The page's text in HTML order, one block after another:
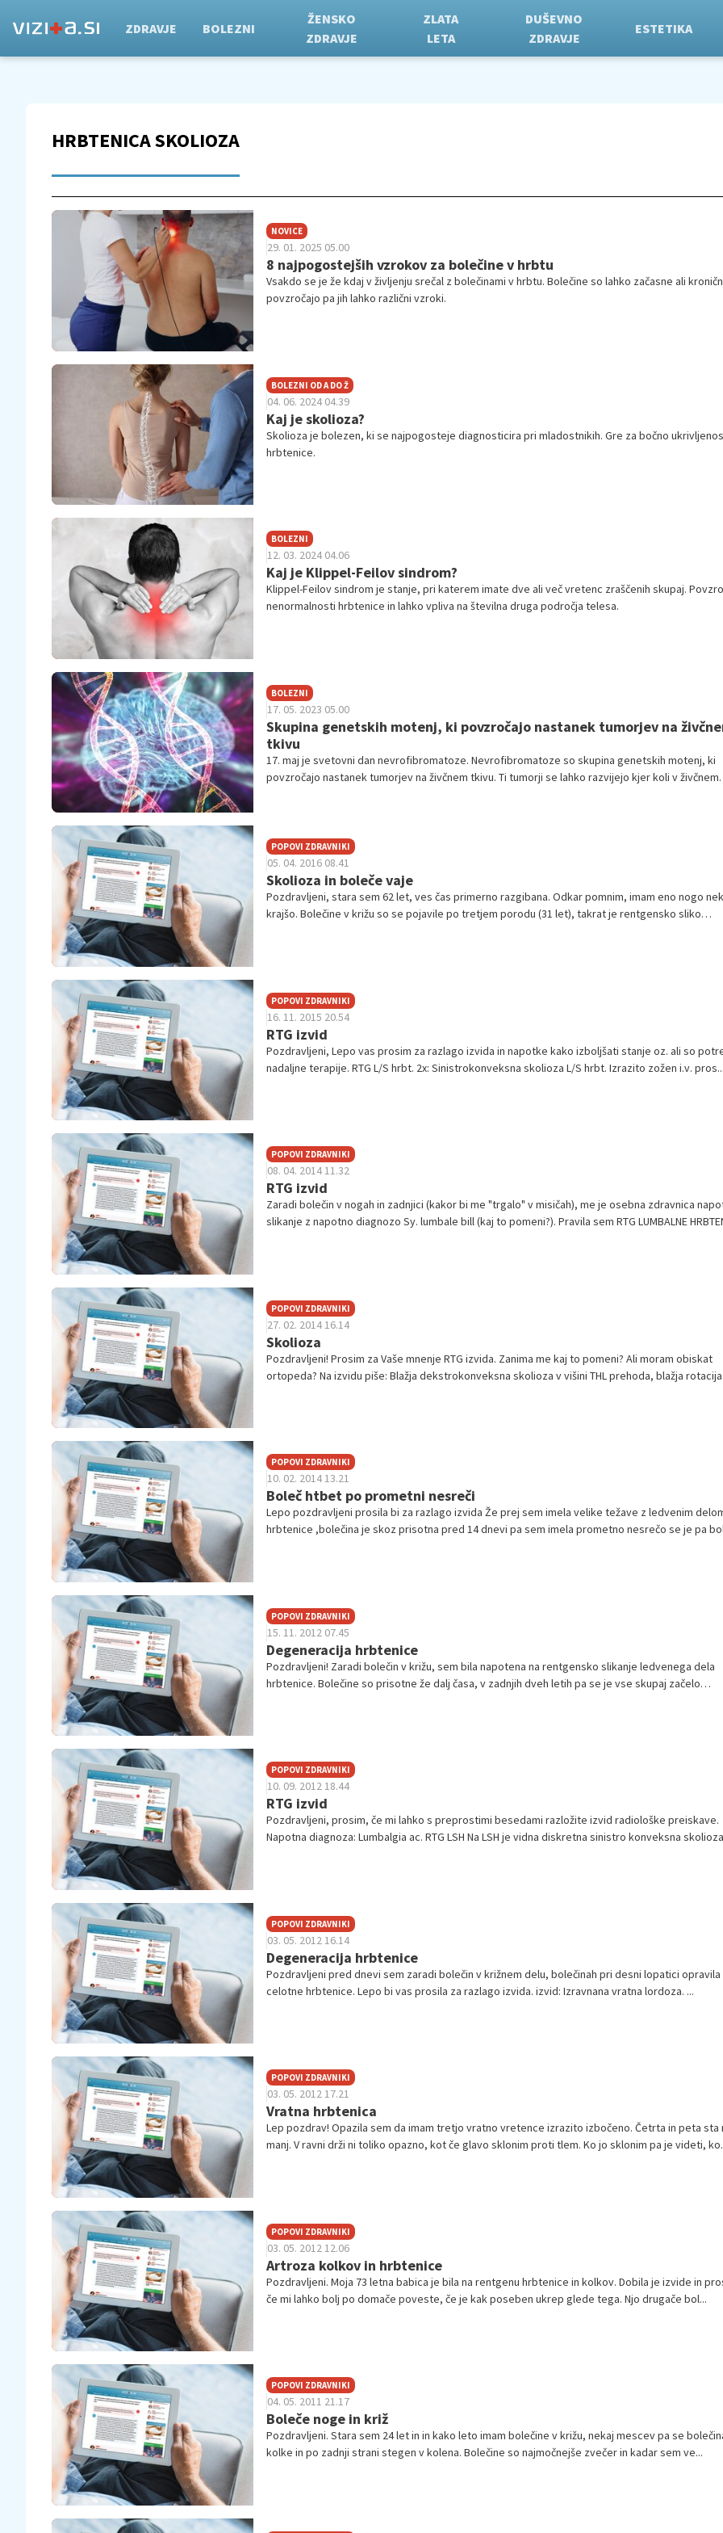
ZDRAVJE BOLEZNI
ŽENSKO
ZDRAVJE
ZLATA
LETA
DUŠEVNO
ZDRAVJE
ESTETIKA
HRBTENICA SKOLIOZA
NOVICE
29. 01. 2025 05.00
8 najpogostejših vzrokov za bolečine v hrbtu
Vsakdo se je že kdaj v življenju srečal z bolečinami v hrbtu. Bolečine so lahko začasne ali
povzročajo pa jih lahko različni vzroki.
BOLEZNI OD A DO Ž
04. 06. 2024 04.39
Kaj je skolioza?
Skolioza je bolezen, ki se najpogosteje diagnosticira pri mladostnikih. Gre za bočno
hrbtenice.
BOLEZNI
12. 03. 2024 04.06
Kaj je Klippel-Feilov sindrom?
Klippel-Feilov sindrom je stanje, pri katerem imate dve ali več vretenc zraščenih skupaj.
nenormalnosti hrbtenice in lahko vpliva na številna druga področja telesa.
BOLEZNI
17. 05. 2023 05.00
Skupina genetskih motenj, ki povzročajo nastanek tumorjev na
tkivu
17. maj je svetovni dan nevrofibromatoze. Nevrofibromatoze so skupina genetskih motenj, ki
povzročajo nastanek tumorjev na živčnem tkivu. Ti tumorji se lahko razvijejo kjer koli v živčnem
POPOVI ZDRAVNIKI
05. 04. 2016 08.41
Skolioza in boleče vaje
Pozdravljeni, stara sem 62 let, ves čas primerno razgibana. Odkar pomnim, imam eno nogo
krajšo. Bolečine v križu so se pojavile po tretjem porodu (31 let), takrat je rentgensko sliko
POPOVI ZDRAVNIKI
16. 11. 2015 20.54
RTG izvid
Pozdravljeni, Lepo vas prosim za razlago izvida in napotke kako izboljšati stanje oz. ali so
nadaljne terapije. RTG L/S hrbt. 2x: Sinistrokonveksna skolioza L/S hrbt. Izrazito zožen i.v. pros...
POPOVI ZDRAVNIKI
08. 04. 2014 11.32
RTG izvid
Zaradi bolečin v nogah in zadnjici (kakor bi me "trgalo" v misičah), me je osebna zdravnica
slikanje z napotno diagnozo Sy. lumbale bill (kaj to pomeni?). Pravila sem RTG LUMBALNE
POPOVI ZDRAVNIKI
27. 02. 2014 16.14
Skolioza
Pozdravljeni! Prosim za Vaše mnenje RTG izvida. Zanima me kaj to pomeni? Ali moram obiskat
ortopeda? Na izvidu piše: Blažja dekstrokonveksna skolioza v višini THL prehoda, blažja rotacija
POPOVI ZDRAVNIKI
10. 02. 2014 13.21
Boleč htbet po prometni nesreči
Lepo pozdravljeni prosila bi za razlago izvida Že prej sem imela velike težave z ledvenim
hrbtenice ,bolečina je skoz prisotna pred 14 dnevi pa sem imela prometno nesrečo se je pa
POPOVI ZDRAVNIKI
15. 11. 2012 07.45
Degeneracija hrbtenice
Pozdravljeni! Zaradi bolečin v križu, sem bila napotena na rentgensko slikanje ledvenega dela
hrbtenice. Bolečine so prisotne že dalj časa, v zadnjih dveh letih pa se je vse skupaj začelo
POPOVI ZDRAVNIKI
10. 09. 2012 18.44
RTG izvid
Pozdravljeni, prosim, če mi lahko s preprostimi besedami razložite izvid radiološke preiskave.
Napotna diagnoza: Lumbalgia ac. RTG LSH Na LSH je vidna diskretna sinistro konveksna
POPOVI ZDRAVNIKI
03. 05. 2012 16.14
Degeneracija hrbtenice
Pozdravljeni pred dnevi sem zaradi bolečin v križnem delu, bolečinah pri desni lopatici opravila
celotne hrbtenice. Lepo bi vas prosila za razlago izvida. izvid: Izravnana vratna lordoza. ...
POPOVI ZDRAVNIKI
03. 05. 2012 17.21
Vratna hrbtenica
Lep pozdrav! Opazila sem da imam tretjo vratno vretence izrazito izbočeno. Četrta in peta sta
manj. V ravni drži ni toliko opazno, kot če glavo sklonim proti tlem. Ko jo sklonim pa je videti,
POPOVI ZDRAVNIKI
03. 05. 2012 12.06
Artroza kolkov in hrbtenice
Pozdravljeni. Moja 73 letna babica je bila na rentgenu hrbtenice in kolkov. Dobila je izvide in
če mi lahko bolj po domače poveste, če je kak poseben ukrep glede tega. Njo drugače bol...
POPOVI ZDRAVNIKI
04. 05. 2011 21.17
Boleče noge in križ
Pozdravljeni. Stara sem 24 let in in kako leto imam bolečine v križu, nekaj mescev pa se
kolke in po zadnji strani stegen v kolena. Bolečine so najmočnejše zvečer in kadar sem ve...